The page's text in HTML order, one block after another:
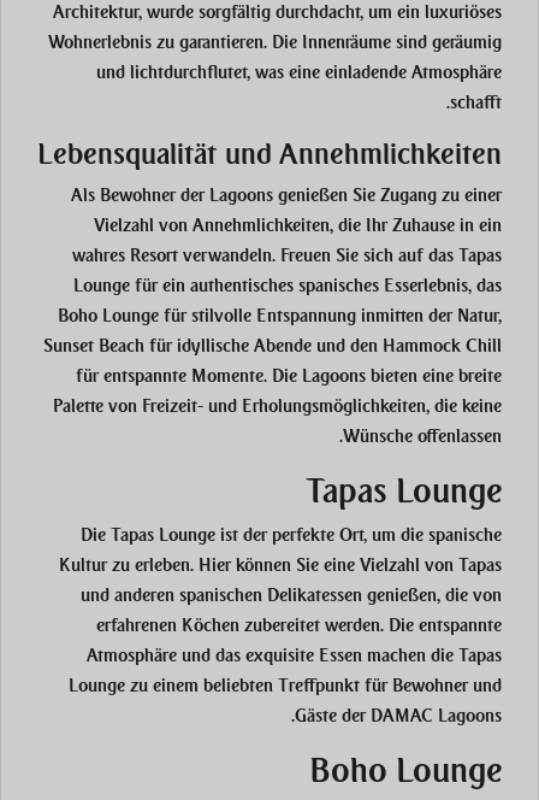
Architektur, wurde sorgfältig durchdacht, um ein luxuriöses
Wohnerlebnis zu garantieren. Die Innenräume sind geräumig
und lichtdurchflutet, was eine einladende Atmosphäre
schafft.
Lebensqualität und Annehmlichkeiten
Als Bewohner der Lagoons genießen Sie Zugang zu einer
Vielzahl von Annehmlichkeiten, die Ihr Zuhause in ein
wahres Resort verwandeln. Freuen Sie sich auf das Tapas
Lounge für ein authentisches spanisches Esserlebnis, das
Boho Lounge für stilvolle Entspannung inmitten der Natur,
Sunset Beach für idyllische Abende und den Hammock Chill
für entspannte Momente. Die Lagoons bieten eine breite
Palette von Freizeit- und Erholungsmöglichkeiten, die keine
Wünsche offenlassen.
Tapas Lounge
Die Tapas Lounge ist der perfekte Ort, um die spanische
Kultur zu erleben. Hier können Sie eine Vielzahl von Tapas
und anderen spanischen Delikatessen genießen, die von
erfahrenen Köchen zubereitet werden. Die entspannte
Atmosphäre und das exquisite Essen machen die Tapas
Lounge zu einem beliebten Treffpunkt für Bewohner und
Gäste der DAMAC Lagoons.
Boho Lounge